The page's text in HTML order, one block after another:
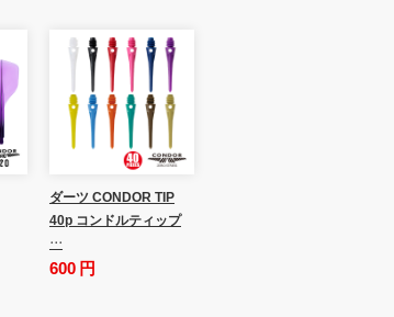
ダーツ CONDOR TIP
40p コンドルティップ
…
600 円